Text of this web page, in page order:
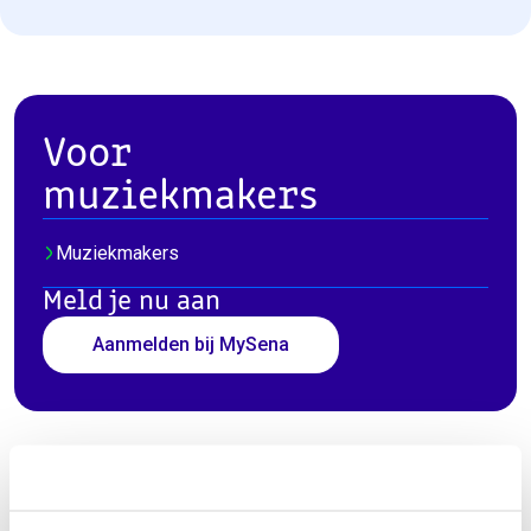
Voor
muziekmakers
Muziekmakers
Meld je nu aan
Aanmelden bij MySena